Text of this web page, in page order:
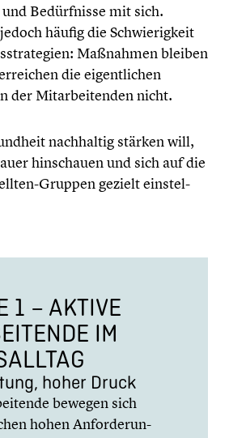
Bedürf­nisse mit sich.
häufig die Schwie­rig­keit
Maßnahmen bleiben
die eigent­li­chen
der Mitar­bei­ten­den nicht.
nachhal­tig stärken will,
hinschauen und sich auf die
Gruppen gezielt einstel­
1 – AKTIVE
IM
hoher Druck
bewegen sich
hohen Anfor­de­run­